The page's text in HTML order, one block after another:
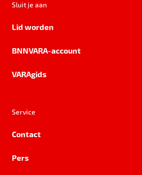
Sluit je aan
Lid worden
BNNVARA-account
VARAgids
Service
Contact
Pers